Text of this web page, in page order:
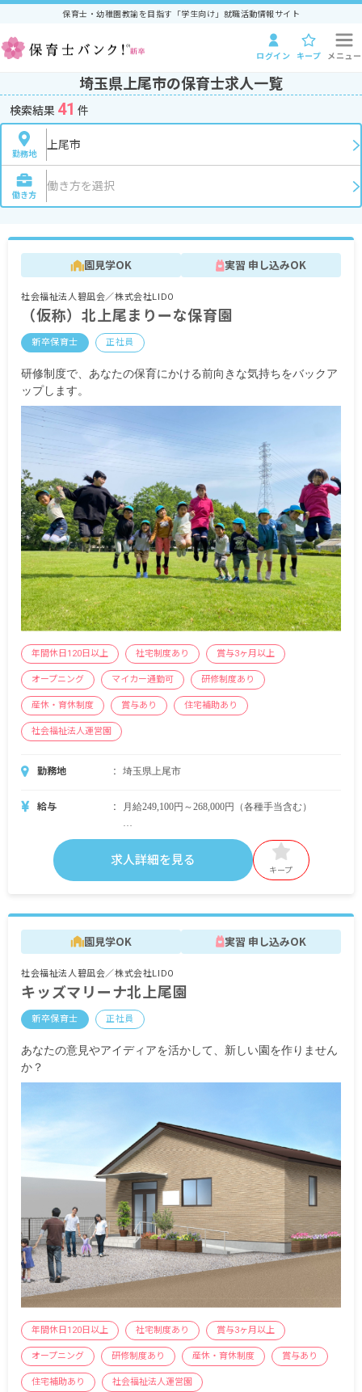
保育士・幼稚園教諭を目指す「学生向け」就職活動情報サイト
ログイン キープ メニュー
埼玉県上尾市の保育士求人一覧
検索結果 41 件
勤務地
上尾市
働き方
働き方を選択
園見学OK 実習 申し込みOK
社会福祉法人碧凪会／株式会社LIDO
（仮称）北上尾まりーな保育園
新卒保育士 正社員
研修制度で、あなたの保育にかける前向きな気持ちをバックア
ップします。
年間休日120日以上 社宅制度あり 賞与3ヶ月以上
オープニング マイカー通勤可 研修制度あり
産休・育休制度 賞与あり 住宅補助あり
社会福祉法人運営園
勤務地 埼玉県上尾市
給与 月給249,100円～268,000円（各種手当含む）
■別途支給
賞与年2回（※当法人運営園実績3カ月）
昇給年1回（※当法人運営園実績3,000円～10,000
時間外手当
試用期間6カ月（同条件）
求人詳細を見る
キープ
園見学OK 実習 申し込みOK
社会福祉法人碧凪会／株式会社LIDO
キッズマリーナ北上尾園
新卒保育士 正社員
あなたの意見やアイディアを活かして、新しい園を作りません
か？
年間休日120日以上 社宅制度あり 賞与3ヶ月以上
オープニング 研修制度あり 産休・育休制度 賞与あり
住宅補助あり 社会福祉法人運営園